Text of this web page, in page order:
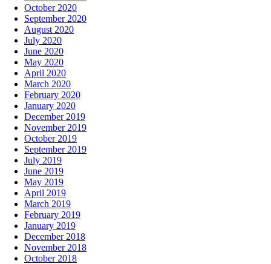
October 2020
September 2020
August 2020
July 2020
June 2020
May 2020
April 2020
March 2020
February 2020
January 2020
December 2019
November 2019
October 2019
September 2019
July 2019
June 2019
May 2019
April 2019
March 2019
February 2019
January 2019
December 2018
November 2018
October 2018